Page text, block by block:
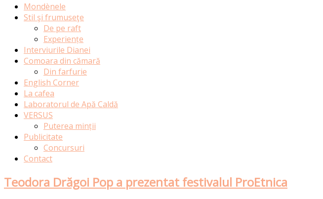
Mondènele
Stil şi frumuseţe
De pe raft
Experiențe
Interviurile Dianei
Comoara din cămară
Din farfurie
English Corner
La cafea
Laboratorul de Apă Caldă
VERSUS
Puterea minții
Publicitate
Concursuri
Contact
Teodora Drăgoi Pop a prezentat festivalul ProEtnica